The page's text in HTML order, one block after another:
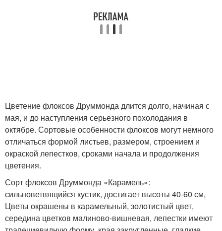
Цветение флоксов Друммонда длится долго, начиная с
мая, и до наступления серьезного похолодания в
октябре. Сортовые особенности флоксов могут немного
отличаться формой листьев, размером, строением и
окраской лепестков, сроками начала и продолжения
цветения.
Сорт флоксов Друммонда «Карамель»:
сильноветвящийся кустик, достигает высоты 40-60 см,
Цветы окрашены в карамельный, золотистый цвет,
середина цветков малиново-вишневая, лепестки имеют